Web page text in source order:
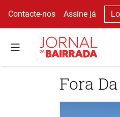
Contacte-nos Assine já
Fora